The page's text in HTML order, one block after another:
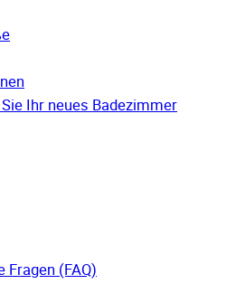
Ihr neues Badezimmer
Fragen (FAQ)